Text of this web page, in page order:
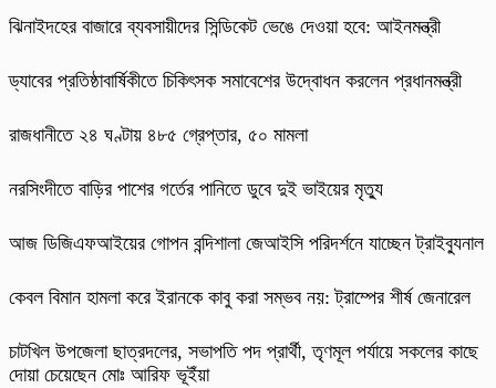
ঝিনাইদহের বাজারে ব্যবসায়ীদের সিন্ডিকেট ভেঙে দেওয়া হবে: আইনমন্ত্রী
ড্যাবের প্রতিষ্ঠাবার্ষিকীতে চিকিৎসক সমাবেশের উদ্বোধন করলেন প্রধানমন্ত্রী
রাজধানীতে ২৪ ঘণ্টায় ৪৮৫ গ্রেপ্তার, ৫০ মামলা
নরসিংদীতে বাড়ির পাশের গর্তের পানিতে ডুবে দুই ভাইয়ের মৃত্যু
আজ ডিজিএফআইয়ের গোপন বন্দিশালা জেআইসি পরিদর্শনে যাচ্ছেন ট্রাইব্যুনাল
কেবল বিমান হামলা করে ইরানকে কাবু করা সম্ভব নয়: ট্রাম্পের শীর্ষ জেনারেল
চাটখিল উপজেলা ছাত্রদলের, সভাপতি পদ প্রার্থী, তৃণমূল পর্যায়ে সকলের কাছে
দোয়া চেয়েছেন মোঃ আরিফ ভূইঁয়া